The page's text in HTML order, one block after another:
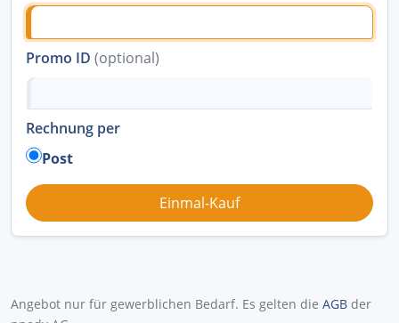
Promo ID (optional)
Rechnung per
Post
Angebot nur für gewerblichen Bedarf. Es gelten die AGB der